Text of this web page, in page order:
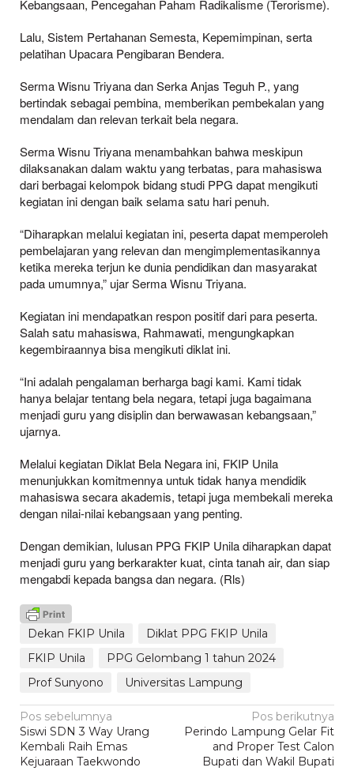
Kebangsaan, Pencegahan Paham Radikalisme (Terorisme).
Lalu, Sistem Pertahanan Semesta, Kepemimpinan, serta
pelatihan Upacara Pengibaran Bendera.
Serma Wisnu Triyana dan Serka Anjas Teguh P., yang
bertindak sebagai pembina, memberikan pembekalan yang
mendalam dan relevan terkait bela negara.
Serma Wisnu Triyana menambahkan bahwa meskipun
dilaksanakan dalam waktu yang terbatas, para mahasiswa
dari berbagai kelompok bidang studi PPG dapat mengikuti
kegiatan ini dengan baik selama satu hari penuh.
“Diharapkan melalui kegiatan ini, peserta dapat memperoleh
pembelajaran yang relevan dan mengimplementasikannya
ketika mereka terjun ke dunia pendidikan dan masyarakat
pada umumnya,” ujar Serma Wisnu Triyana.
Kegiatan ini mendapatkan respon positif dari para peserta.
Salah satu mahasiswa, Rahmawati, mengungkapkan
kegembiraannya bisa mengikuti diklat ini.
“Ini adalah pengalaman berharga bagi kami. Kami tidak
hanya belajar tentang bela negara, tetapi juga bagaimana
menjadi guru yang disiplin dan berwawasan kebangsaan,”
ujarnya.
Melalui kegiatan Diklat Bela Negara ini, FKIP Unila
menunjukkan komitmennya untuk tidak hanya mendidik
mahasiswa secara akademis, tetapi juga membekali mereka
dengan nilai-nilai kebangsaan yang penting.
Dengan demikian, lulusan PPG FKIP Unila diharapkan dapat
menjadi guru yang berkarakter kuat, cinta tanah air, dan siap
mengabdi kepada bangsa dan negara. (Rls)
Dekan FKIP Unila
Diklat PPG FKIP Unila
FKIP Unila
PPG Gelombang 1 tahun 2024
Prof Sunyono
Universitas Lampung
Navigasi
pos
Pos sebelumnya
Siswi SDN 3 Way Urang
Kembali Raih Emas
Kejuaraan Taekwondo
Pos berikutnya
Perindo Lampung Gelar Fit
and Proper Test Calon
Bupati dan Wakil Bupati